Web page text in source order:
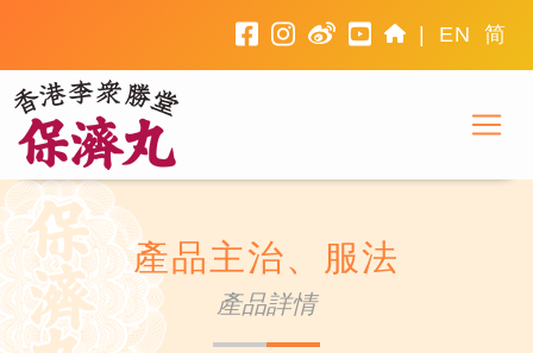
facebook
instagram
weiboyoutube
home
EN 简
產品主治、服法
產品詳情